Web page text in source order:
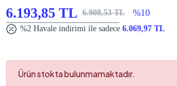
6.193,85 TL 6.908,53 TL %10
%2 Havale indirimi ile sadece 6.069,97 TL
Ürün stokta bulunmamaktadır.